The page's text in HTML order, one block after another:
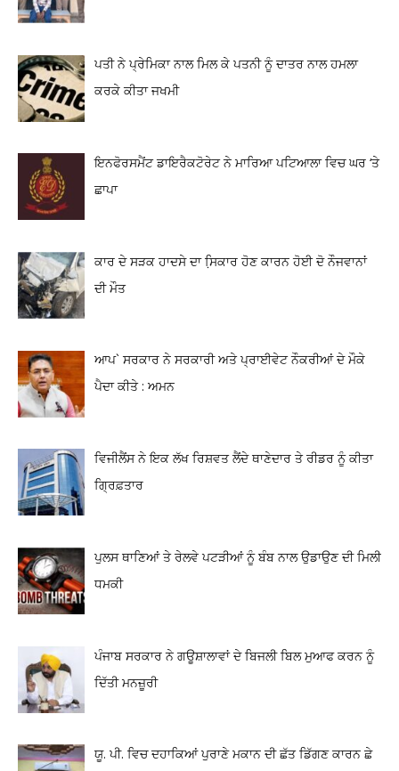
ਪਤੀ ਨੇ ਪ੍ਰੇਮਿਕਾ ਨਾਲ ਮਿਲ ਕੇ ਪਤਨੀ ਨੂੰ ਦਾਤਰ ਨਾਲ ਹਮਲਾ
ਕਰਕੇ ਕੀਤਾ ਜਖਮੀ
ਇਨਫੋਰਸਮੈਂਟ ਡਾਇਰੈਕਟੋਰੇਟ ਨੇ ਮਾਰਿਆ ਪਟਿਆਲਾ ਵਿਚ ਘਰ ‘ਤੇ
ਛਾਪਾ
ਕਾਰ ਦੇ ਸੜਕ ਹਾਦਸੇ ਦਾ ਸਿ਼ਕਾਰ ਹੋਣ ਕਾਰਨ ਹੋਈ ਦੋ ਨੌਜਵਾਨਾਂ
ਦੀ ਮੌਤ
ਆਪ` ਸਰਕਾਰ ਨੇ ਸਰਕਾਰੀ ਅਤੇ ਪ੍ਰਾਈਵੇਟ ਨੌਕਰੀਆਂ ਦੇ ਮੌਕੇ
ਪੈਦਾ ਕੀਤੇ : ਅਮਨ
ਵਿਜੀਲੈਂਸ ਨੇ ਇਕ ਲੱਖ ਰਿਸ਼ਵਤ ਲੈਂਦੇ ਥਾਣੇਦਾਰ ਤੇ ਰੀਡਰ ਨੂੰ ਕੀਤਾ
ਗ੍ਰਿਫ਼ਤਾਰ
ਪੁਲਸ ਥਾਣਿਆਂ ਤੇ ਰੇਲਵੇ ਪਟੜੀਆਂ ਨੂੰ ਬੰਬ ਨਾਲ ਉਡਾਉਣ ਦੀ ਮਿਲੀ
ਧਮਕੀ
ਪੰਜਾਬ ਸਰਕਾਰ ਨੇ ਗਊਸ਼ਾਲਾਵਾਂ ਦੇ ਬਿਜਲੀ ਬਿਲ ਮੁਆਫ ਕਰਨ ਨੂੰ
ਦਿੱਤੀ ਮਨਜ਼ੂਰੀ
ਯੂ. ਪੀ. ਵਿਚ ਦਹਾਕਿਆਂ ਪੁਰਾਣੇ ਮਕਾਨ ਦੀ ਛੱਤ ਡਿੱਗਣ ਕਾਰਨ ਛੇ